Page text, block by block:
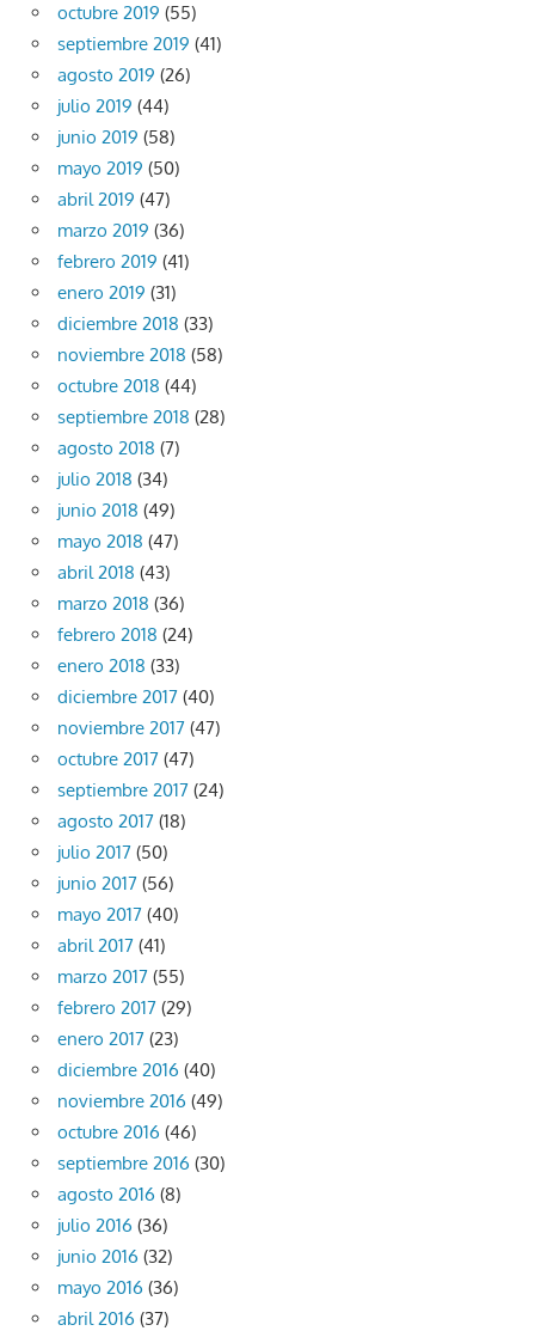
octubre 2019 (55)
septiembre 2019 (41)
agosto 2019 (26)
julio 2019 (44)
junio 2019 (58)
mayo 2019 (50)
abril 2019 (47)
marzo 2019 (36)
febrero 2019 (41)
enero 2019 (31)
diciembre 2018 (33)
noviembre 2018 (58)
octubre 2018 (44)
septiembre 2018 (28)
agosto 2018 (7)
julio 2018 (34)
junio 2018 (49)
mayo 2018 (47)
abril 2018 (43)
marzo 2018 (36)
febrero 2018 (24)
enero 2018 (33)
diciembre 2017 (40)
noviembre 2017 (47)
octubre 2017 (47)
septiembre 2017 (24)
agosto 2017 (18)
julio 2017 (50)
junio 2017 (56)
mayo 2017 (40)
abril 2017 (41)
marzo 2017 (55)
febrero 2017 (29)
enero 2017 (23)
diciembre 2016 (40)
noviembre 2016 (49)
octubre 2016 (46)
septiembre 2016 (30)
agosto 2016 (8)
julio 2016 (36)
junio 2016 (32)
mayo 2016 (36)
abril 2016 (37)